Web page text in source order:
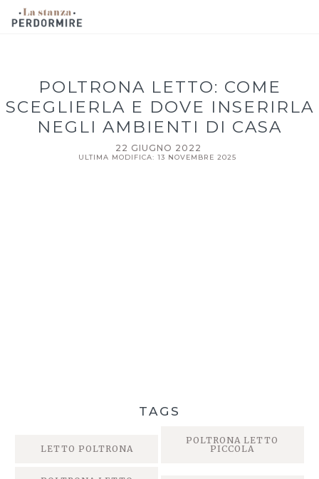
POLTRONA LETTO: COME
SCEGLIERLA E DOVE INSERIRLA
NEGLI AMBIENTI DI CASA
22 GIUGNO 2022
ULTIMA MODIFICA: 13 NOVEMBRE 2025
TAGS
LETTO POLTRONA
POLTRONA LETTO
PICCOLA